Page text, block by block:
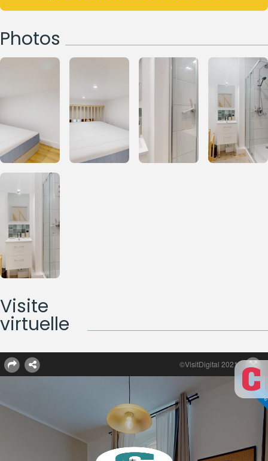
Photos
Visite
virtuelle